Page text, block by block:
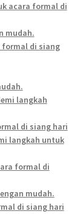
acara formal di
mudah.
formal di siang
langkah
di siang hari
langkah untuk
formal di
mudah.
di siang hari